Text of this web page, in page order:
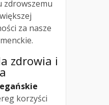
zdrowszemu
za nasze
zdrowia i
korzyści